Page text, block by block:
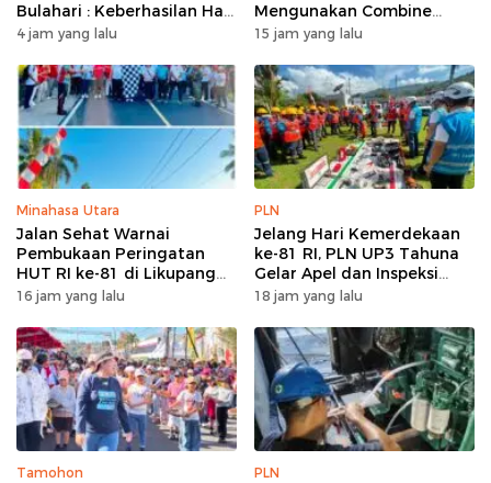
Bulahari : Keberhasilan Hari
Ini Bukan Garis Akhir Tapi
4 jam yang lalu
Mengunakan Combine
Harvester
15 jam yang lalu
Minahasa Utara
Jalan Sehat Warnai
Pembukaan Peringatan
HUT RI ke-81 di Likupang
Barat
16 jam yang lalu
PLN
Jelang Hari Kemerdekaan
ke-81 RI, PLN UP3 Tahuna
Gelar Apel dan Inspeksi
Peralatan Guna Pastikan
Kepulauan Nusa Utara
18 jam yang lalu
Tamohon PLN